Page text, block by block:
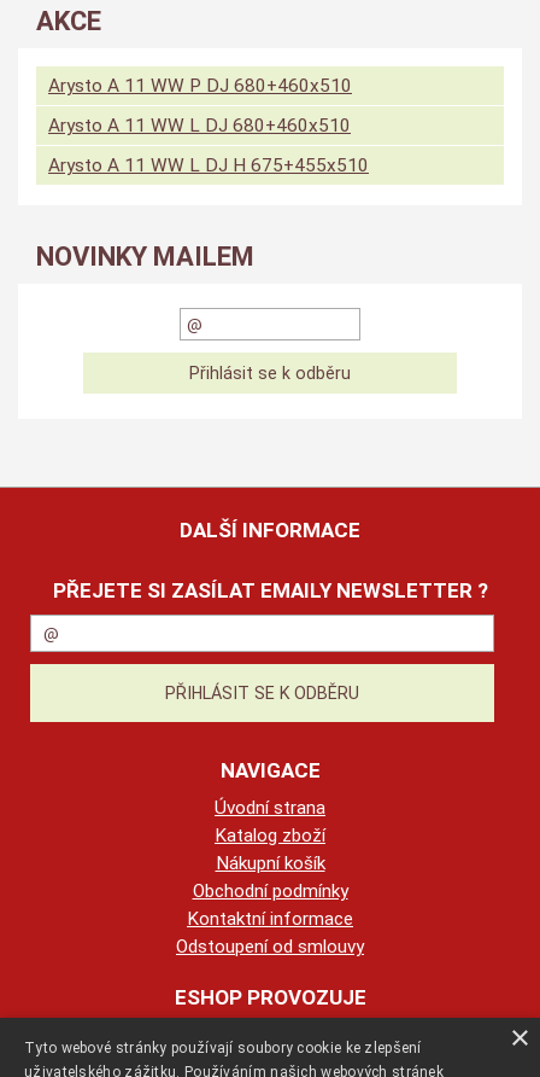
AKCE
Arysto A 11 WW P DJ 680+460x510
Arysto A 11 WW L DJ 680+460x510
Arysto A 11 WW L DJ H 675+455x510
NOVINKY MAILEM
DALŠÍ INFORMACE
PŘEJETE SI ZASÍLAT EMAILY NEWSLETTER ?
NAVIGACE
Úvodní strana
Katalog zboží
Nákupní košík
Obchodní podmínky
Kontaktní informace
Odstoupení od smlouvy
ESHOP PROVOZUJE
123KRBY s.r.o.
×
Tyto webové stránky používají soubory cookie ke zlepšení
uživatelského zážitku. Používáním našich webových stránek